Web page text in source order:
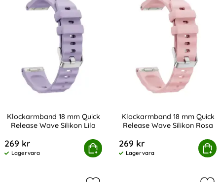
Klockarmband 18 mm Quick
Release Wave Silikon Lila
269 kr
Tillgänglighet:
Lagervara
Köp
18 mm Quick Release Wave Silikon Lila
Klockarmband 18 mm Quick
Release Wave Silikon Rosa
269 kr
Tillgänglighet:
Lagervara
Köp
Klockarmband 18 mm Quick